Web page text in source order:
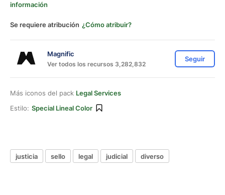
información
Se requiere atribución ¿Cómo atribuir?
Magnific
Ver todos los recursos 3,282,832
Seguir
Más iconos del pack Legal Services
Estilo: Special Lineal Color
justicia sello legal judicial diverso